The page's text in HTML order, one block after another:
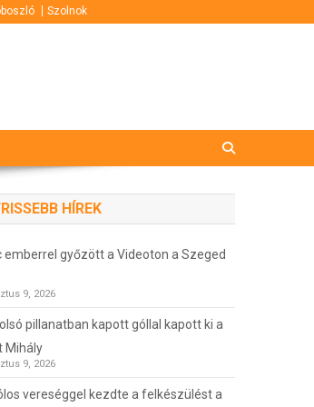
Szolnok
HÍREK
emberrel győzött a Videoton a Szeged
9, 2026
pillanatban kapott góllal kapott ki a
Mihály
9, 2026
vereséggel kezdte a felkészülést a